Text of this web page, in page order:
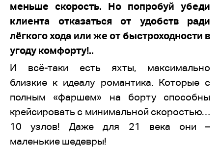
меньше скорость. Но попробуй убеди
клиента отказаться от удобств ради
лёгкого хода или же от быстроходности в
угоду комфорту!..
И всё-таки есть яхты, максимально
близкие к идеалу романтика. Которые с
полным «фаршем» на борту способны
крейсировать с минимальной скоростью…
10 узлов! Даже для 21 века они –
маленькие шедевры!